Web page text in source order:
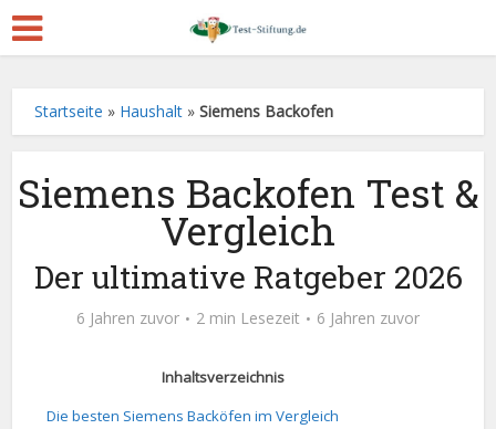
Startseite » Haushalt »Siemens Backofen
Siemens Backofen Test &
Vergleich
Der ultimative Ratgeber 2026
6 Jahren zuvor 2 min Lesezeit 6 Jahren zuvor
Inhaltsverzeichnis
Die besten Siemens Backöfen im Vergleich